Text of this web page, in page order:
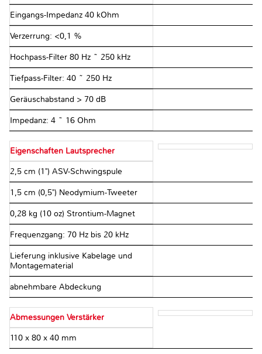
Eingangs-Impedanz 40 kOhm
Verzerrung: <0,1 %
Hochpass-Filter 80 Hz ~ 250 kHz
Tiefpass-Filter: 40 ~ 250 Hz
Geräuschabstand > 70 dB
Impedanz: 4 ~ 16 Ohm
Eigenschaften Lautsprecher
2,5 cm (1") ASV-Schwingspule
1,5 cm (0,5") Neodymium-Tweeter
0,28 kg (10 oz) Strontium-Magnet
Frequenzgang: 70 Hz bis 20 kHz
Lieferung inklusive Kabelage und
Montagematerial
abnehmbare Abdeckung
Abmessungen Verstärker
110 x 80 x 40 mm